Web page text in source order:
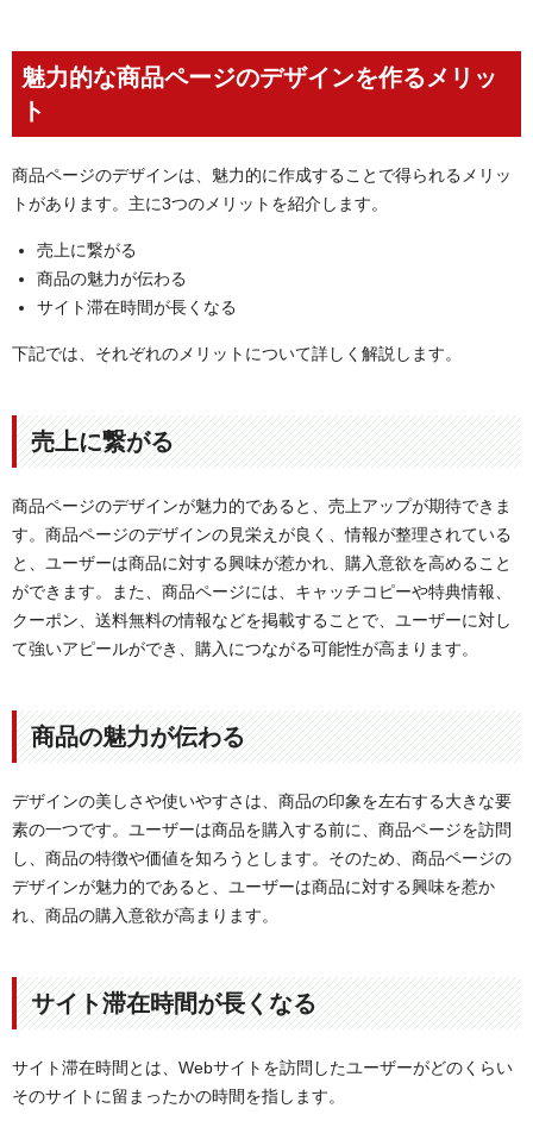
レスポンシブデザインを採用する
参考となる商品ページデザインの具体例
BOTANIST
まとめ
魅力的な商品ページのデザインを作るメリッ
ト
商品ページのデザインは、魅力的に作成することで得られるメリッ
トがあります。主に3つのメリットを紹介します。
売上に繋がる
商品の魅力が伝わる
サイト滞在時間が長くなる
下記では、それぞれのメリットについて詳しく解説します。
売上に繋がる
商品ページのデザインが魅力的であると、売上アップが期待できま
す。商品ページのデザインの見栄えが良く、情報が整理されている
と、ユーザーは商品に対する興味が惹かれ、購入意欲を高めること
ができます。また、商品ページには、キャッチコピーや特典情報、
クーポン、送料無料の情報などを掲載することで、ユーザーに対し
て強いアピールができ、購入につながる可能性が高まります。
商品の魅力が伝わる
デザインの美しさや使いやすさは、商品の印象を左右する大きな要
素の一つです。ユーザーは商品を購入する前に、商品ページを訪問
し、商品の特徴や価値を知ろうとします。そのため、商品ページの
デザインが魅力的であると、ユーザーは商品に対する興味を惹か
れ、商品の購入意欲が高まります。
サイト滞在時間が長くなる
サイト滞在時間とは、Webサイトを訪問したユーザーがどのくらい
そのサイトに留まったかの時間を指します。